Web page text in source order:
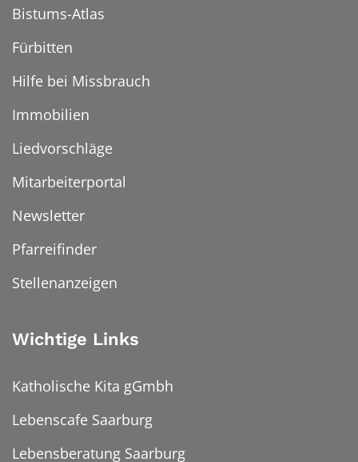
Bistums-Atlas
Fürbitten
Hilfe bei Missbrauch
Immobilien
Liedvorschläge
Mitarbeiterportal
Newsletter
Pfarreifinder
Stellenanzeigen
Wichtige Links
Katholische Kita gGmbh
Lebenscafe Saarburg
Lebensberatung Saarburg